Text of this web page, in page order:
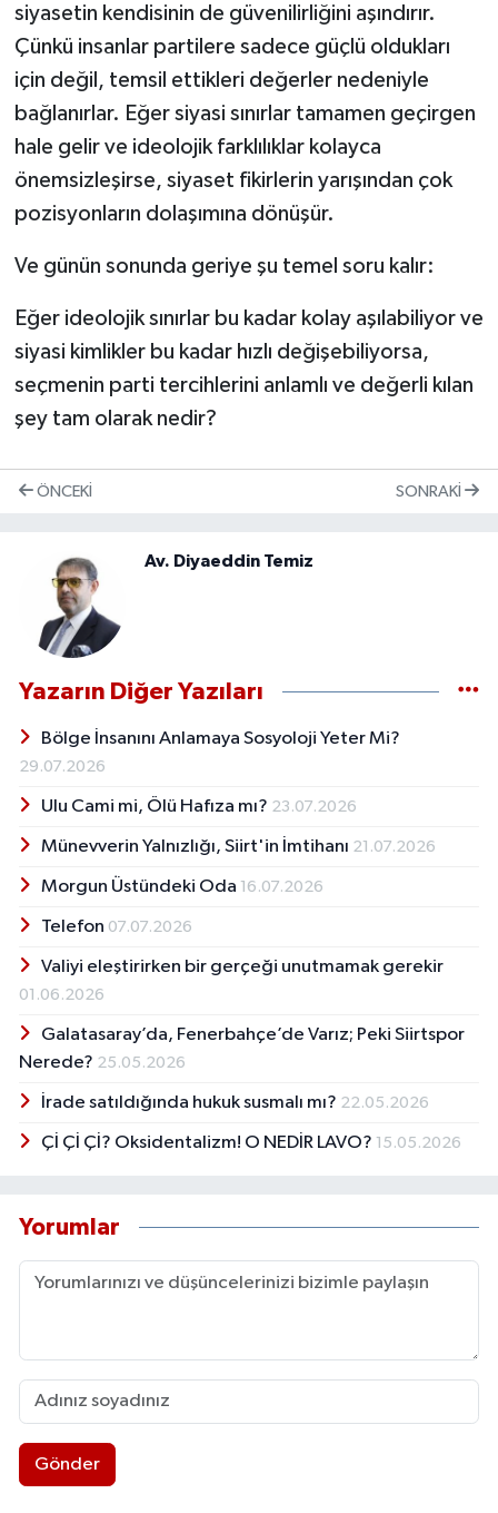
siyasetin kendisinin de güvenilirliğini aşındırır.
Çünkü insanlar partilere sadece güçlü oldukları
için değil, temsil ettikleri değerler nedeniyle
bağlanırlar. Eğer siyasi sınırlar tamamen geçirgen
hale gelir ve ideolojik farklılıklar kolayca
önemsizleşirse, siyaset fikirlerin yarışından çok
pozisyonların dolaşımına dönüşür.
Ve günün sonunda geriye şu temel soru kalır:
Eğer ideolojik sınırlar bu kadar kolay aşılabiliyor ve
siyasi kimlikler bu kadar hızlı değişebiliyorsa,
seçmenin parti tercihlerini anlamlı ve değerli kılan
şey tam olarak nedir?
ÖNCEKI SONRAKI
Av. Diyaeddin Temiz
Yazarın Diğer Yazıları
Bölge İnsanını Anlamaya Sosyoloji Yeter Mi?
29.07.2026
Ulu Cami mi, Ölü Hafıza mı? 23.07.2026
Münevverin Yalnızlığı, Siirt'in İmtihanı 21.07.2026
Morgun Üstündeki Oda 16.07.2026
Telefon 07.07.2026
Valiyi eleştirirken bir gerçeği unutmamak gerekir
01.06.2026
Galatasaray’da, Fenerbahçe’de Varız; Peki Siirtspor
Nerede? 25.05.2026
İrade satıldığında hukuk susmalı mı? 22.05.2026
Çİ Çİ Çİ? Oksidentalizm! O NEDİR LAVO? 15.05.2026
Yorumlar
Gönder